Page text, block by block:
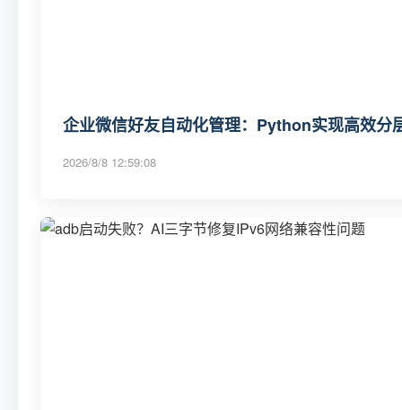
企业微信好友自动化管理：Python实现高效分
2026/8/8 12:59:08